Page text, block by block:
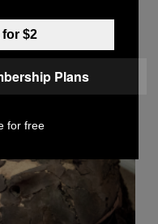
New
$2
Plans
for free